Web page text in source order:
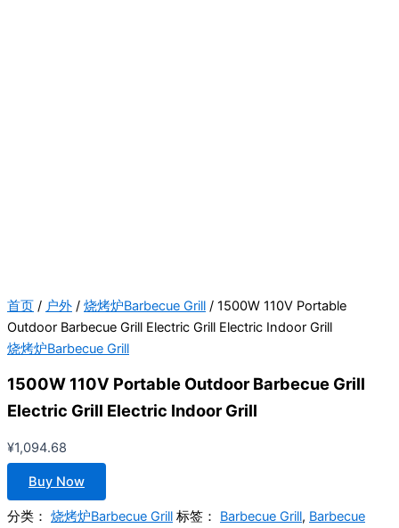
首页 / 户外 / 烧烤炉Barbecue Grill / 1500W 110V Portable
Outdoor Barbecue Grill Electric Grill Electric Indoor Grill
烧烤炉Barbecue Grill
1500W 110V Portable Outdoor Barbecue Grill
Electric Grill Electric Indoor Grill
¥1,094.68
Buy Now
分类： 烧烤炉Barbecue Grill 标签： Barbecue Grill, Barbecue